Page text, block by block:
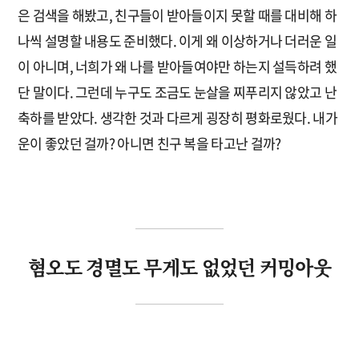
은 검색을 해봤고, 친구들이 받아들이지 못할 때를 대비해 하
나씩 설명할 내용도 준비했다. 이게 왜 이상하거나 더러운 일
이 아니며, 너희가 왜 나를 받아들여야만 하는지 설득하려 했
단 말이다. 그런데 누구도 조금도 눈살을 찌푸리지 않았고 난
축하를 받았다. 생각한 것과 다르게 굉장히 평화로웠다. 내가
운이 좋았던 걸까? 아니면 친구 복을 타고난 걸까?
혐오도 경멸도 무게도 없었던 커밍아웃